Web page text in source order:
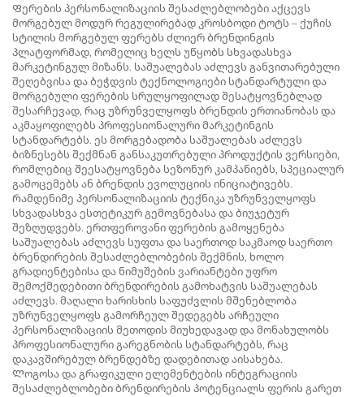
Ფერების პერსონალიზაციის შესაძლებლობები აქცევს
მორგებულ მოდურ რეგულირებად კროსბოდი ტოტს – ქუჩის
სტილის მორგებულ ფერებს ძლიერ ბრენდინგის
პლატფორმად, რომელიც ხელს უწყობს სხვადასხვა
მარკეტინგულ მიზანს. საშუალებას აძლევს განვითარებული
შეღებვისა და ბეჭდვის ტექნოლოგიები სტანდარტული და
მორგებული ფერების სრულყოფილად შესატყოვნებლად
შესარჩევად, რაც უზრუნველყოფს ბრენდის ერთიანობას და
აკმაყოფილებს პროფესიონალური მარკეტინგის
სტანდარტებს. ეს მორგებადობა საშუალებას აძლევს
ბიზნესებს შექმნან განსაკუთრებული პროდუქტის ვერსიები,
რომლებიც შეესატყოვნება სეზონურ კამპანიებს, სპეციალურ
გამოცემებს ან ბრენდის ევოლუციის ინიციატივებს.
Რამდენიმე პერსონალიზაციის ტექნიკა უზრუნველყოფს
სხვადასხვა ესთეტიკურ გემოვნებასა და ბიუჯეტურ
შეზღუდვებს. ერთფეროვანი ფერების გამოყენება
საშუალებას აძლევს სუფთა და საერთოდ საკმაოდ საერთო
ბრენდირების შესაძლებლობების შექმნის, ხოლო
გრადიენტებისა და ნიმუშების ვარიანტები უფრო
შემოქმედებითი ბრენდირების გამოხატვის საშუალებას
აძლევს. მაღალი ხარისხის საფუძვლის მშენებლობა
უზრუნველყოფს გამორჩეულ შედეგებს არჩეული
პერსონალიზაციის მეთოდის მიუხედავად და მონახულობს
პროფესიონალური გარეგნობის სტანდარტებს, რაც
დაკავშირებულ ბრენდებზე დადებითად აისახება.
Ლოგოსა და გრაფიკული ელემენტების ინტეგრაციის
შესაძლებლობები ბრენდირების პოტენციალს ფერის გარეთ